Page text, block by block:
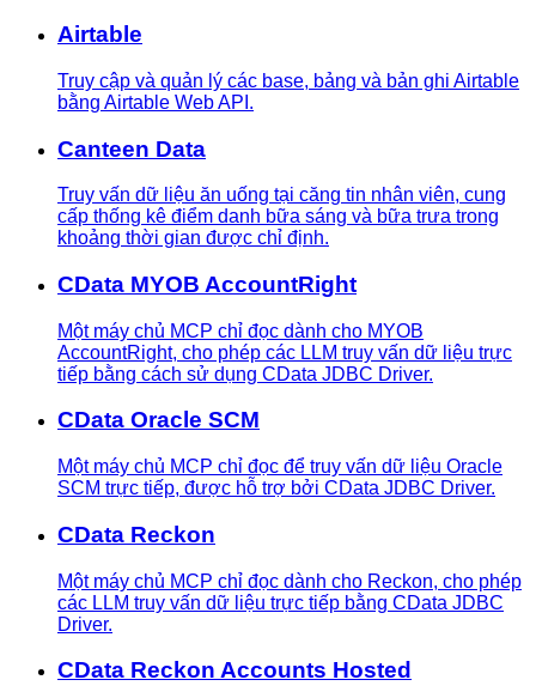
Airtable
Truy cập và quản lý các base, bảng và bản ghi Airtable
bằng Airtable Web API.
Canteen Data
Truy vấn dữ liệu ăn uống tại căng tin nhân viên, cung
cấp thống kê điểm danh bữa sáng và bữa trưa trong
khoảng thời gian được chỉ định.
CData MYOB AccountRight
Một máy chủ MCP chỉ đọc dành cho MYOB
AccountRight, cho phép các LLM truy vấn dữ liệu trực
tiếp bằng cách sử dụng CData JDBC Driver.
CData Oracle SCM
Một máy chủ MCP chỉ đọc để truy vấn dữ liệu Oracle
SCM trực tiếp, được hỗ trợ bởi CData JDBC Driver.
CData Reckon
Một máy chủ MCP chỉ đọc dành cho Reckon, cho phép
các LLM truy vấn dữ liệu trực tiếp bằng CData JDBC
Driver.
CData Reckon Accounts Hosted